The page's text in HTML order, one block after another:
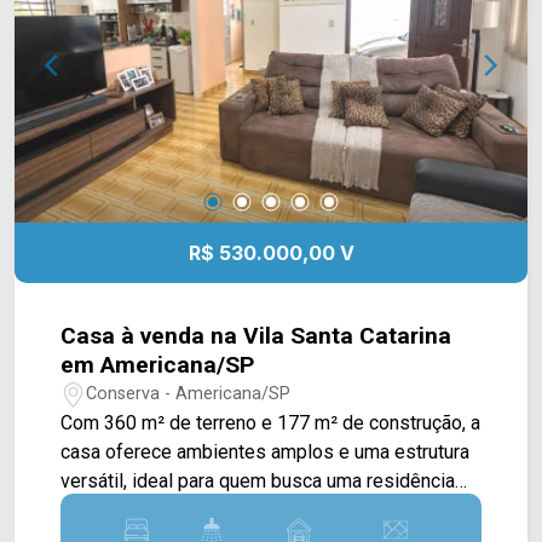
(19) 3475-4546 ARBIX IMÓVEIS - Presente em
cada mudança!
R$ 530.000,00 V
Casa à venda na Vila Santa Catarina
em Americana/SP
Conserva - Americana/SP
Com 360 m² de terreno e 177 m² de construção, a
casa oferece ambientes amplos e uma estrutura
versátil, ideal para quem busca uma residência
espaçosa ou um imóvel com possibilidade de